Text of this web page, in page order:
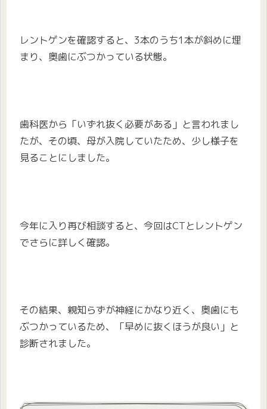
レントゲンを確認すると、3本のうち1本が斜めに埋
まり、奥歯にぶつかっている状態。
歯科医から「いずれ抜く必要がある」と言われまし
たが、その頃、母が入院していたため、少し様子を
見ることにしました。
今年に入り再び相談すると、今回はCTとレントゲン
でさらに詳しく確認。
その結果、親知らずが神経にかなり近く、奥歯にも
ぶつかっているため、「早めに抜くほうが良い」と
診断されました。